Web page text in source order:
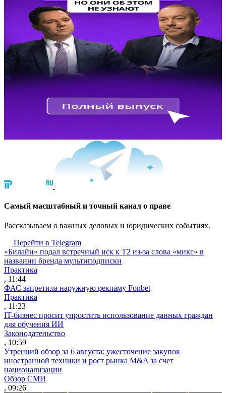
Cамый масштабный и точный канал о праве
Рассказываем о важных деловых и юридических событиях.
Перейти в Telegram
«Билайн» подал встречный иск к Т2 из-за слова «микс» в
названии бренда мультиподписки
Практика
, 11:44
ФАС запретила наружную рекламу Fonbet
Практика
, 11:23
IT-бизнес просит упростить использование данных граждан
для обучения ИИ
Законодательство
, 10:59
Утренний обзор за 6 августа: ужесточение закупок
иностранной техники и рост рынка M&A за счет
национализации
Обзор СМИ
, 09:26